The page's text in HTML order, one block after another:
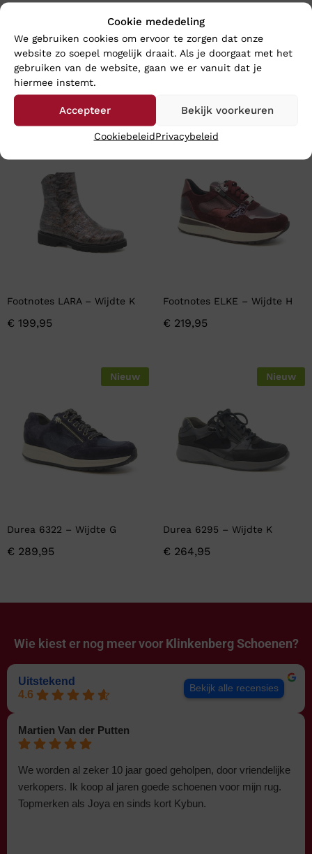
Cookie mededeling
We gebruiken cookies om ervoor te zorgen dat onze
website zo soepel mogelijk draait. Als je doorgaat met het
gebruiken van de website, gaan we er vanuit dat je
hiermee instemt.
Accepteer Bekijk voorkeuren
CookiebeleidPrivacybeleid
En wat vind u van deze?
Footnotes LARA – Wijdte K
€ 199,95
Footnotes ELKE – Wijdte H
€ 219,95
Nieuw
Durea 6322 – Wijdte G
€ 289,95
Nieuw
Durea 6295 – Wijdte K
€ 264,95
Wie kiest er nog meer voor Klinkenberg Schoenen?
Uitstekend
4.6
Bekijk alle recensies
Martien Van der Putten
We worden al zeker 10 jaar goed geholpen, door vriendelijke
verkopers. Ik koop al jaren goede schoenen voor mijn rug.
Topmerken als Joya en sinds kort Kybun.